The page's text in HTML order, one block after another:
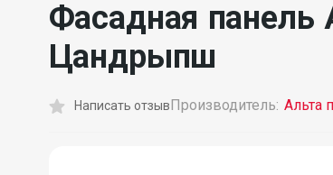
Фасадная
Цандрыпш
Написать отзывПроизводитель: Альта